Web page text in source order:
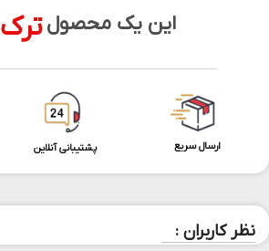
این یک محصول ترک
ارسال سریع پشتیبانی آنلاین
نظر کاربران :